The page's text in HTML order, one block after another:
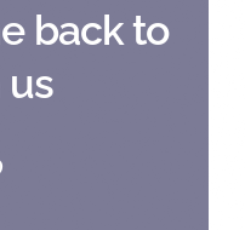
back to